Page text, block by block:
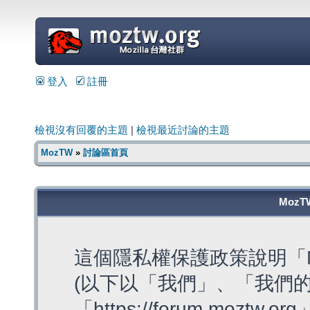
=
登入 註冊
檢視沒有回覆的主題 檢視最近討論的主題
MozTW» 討論區首頁
這個隱私權保護政策說明
(以下以「我們」、「我們